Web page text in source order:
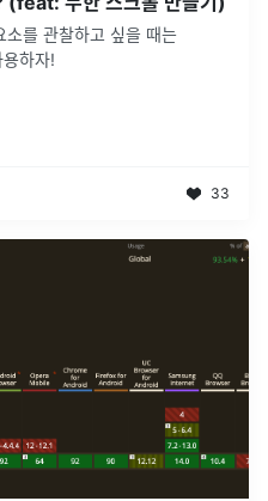
소를 관찰하고 싶을 때는
하자!
33